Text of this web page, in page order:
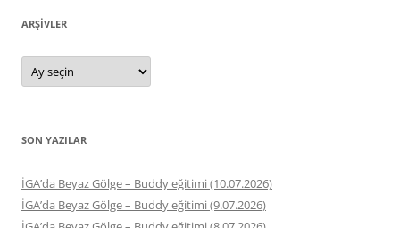
ARŞIVLER
Arşivler
SON YAZILAR
İGA’da Beyaz Gölge – Buddy eğitimi (10.07.2026)
İGA’da Beyaz Gölge – Buddy eğitimi (9.07.2026)